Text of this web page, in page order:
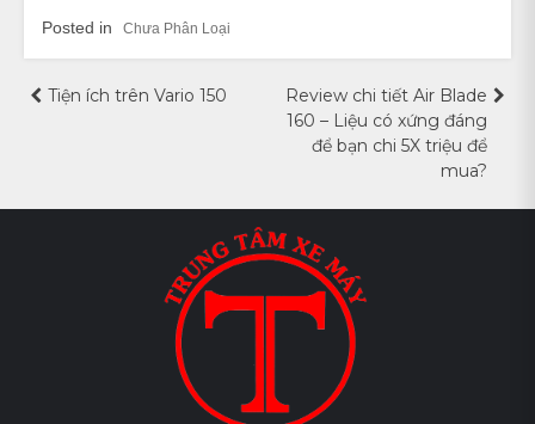
Posted in Chưa Phân Loại
Điều
bài
Tiện ích trên Vario 150
Review chi tiết Air Blade
160 – Liệu có xứng đáng
để bạn chi 5X triệu để
mua?